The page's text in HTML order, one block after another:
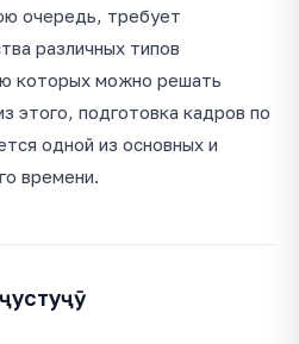
очередь, требует
различных типов
которых можно решать
этого, подготовка кадров по
одной из основных и
времени.